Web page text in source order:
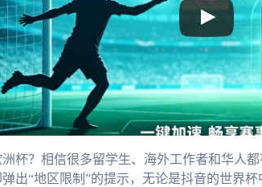
杯？相信很多留学生、海外工作者和华人
出“地区限制”的提示，无论是抖音的世界